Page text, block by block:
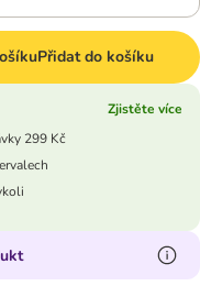
Přidat do košíku
Zjistěte více
299 Kč